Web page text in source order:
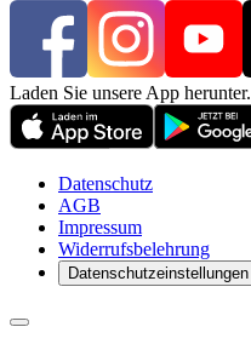
Laden Sie unsere App herunter.
Datenschutz
AGB
Impressum
Widerrufsbelehrung
Datenschutzeinstellungen